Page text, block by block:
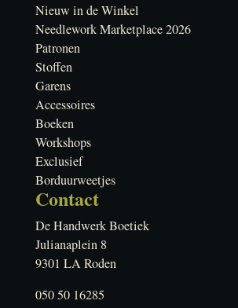
Nieuw in de Winkel
Needlework Marketplace 2026
Patronen
Stoffen
Garens
Accessoires
Boeken
Workshops
Exclusief
Borduurweetjes
Contact
De Handwerk Boetiek
Julianaplein 8
9301 LA Roden
050 50 16285